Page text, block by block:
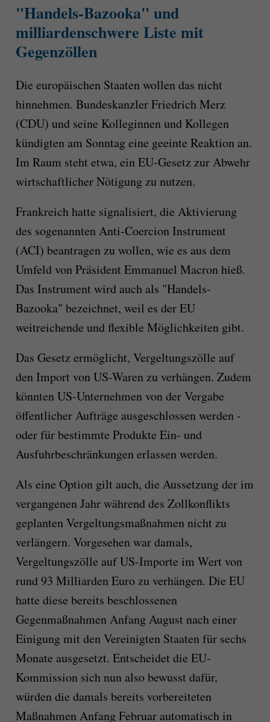
"Handels-Bazooka" und
milliardenschwere Liste mit
Gegenzöllen
Die europäischen Staaten wollen das nicht
hinnehmen. Bundeskanzler Friedrich Merz
(CDU) und seine Kolleginnen und Kollegen
kündigten am Sonntag eine geeinte Reaktion an.
Im Raum steht etwa, ein EU-Gesetz zur Abwehr
wirtschaftlicher Nötigung zu nutzen.
Frankreich hatte signalisiert, die Aktivierung
des sogenannten Anti-Coercion Instrument
(ACI) beantragen zu wollen, wie es aus dem
Umfeld von Präsident Emmanuel Macron hieß.
Das Instrument wird auch als "Handels-
Bazooka" bezeichnet, weil es der EU
weitreichende und flexible Möglichkeiten gibt.
Das Gesetz ermöglicht, Vergeltungszölle auf
den Import von US-Waren zu verhängen. Zudem
könnten US-Unternehmen von der Vergabe
öffentlicher Aufträge ausgeschlossen werden -
oder für bestimmte Produkte Ein- und
Ausfuhrbeschränkungen erlassen werden.
Als eine Option gilt auch, die Aussetzung der im
vergangenen Jahr während des Zollkonflikts
geplanten Vergeltungsmaßnahmen nicht zu
verlängern. Vorgesehen war damals,
Vergeltungszölle auf US-Importe im Wert von
rund 93 Milliarden Euro zu verhängen. Die EU
hatte diese bereits beschlossenen
Gegenmaßnahmen Anfang August nach einer
Einigung mit den Vereinigten Staaten für sechs
Monate ausgesetzt. Entscheidet die EU-
Kommission sich nun also bewusst dafür,
würden die damals bereits vorbereiteten
Maßnahmen Anfang Februar automatisch in